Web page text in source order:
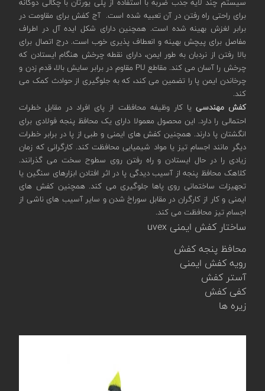
برای راحتی راه رفتن در آن تعبیه شده است. آج کفش برای مقاومت در
برابر لغزش بهینه شده است. همچنین دارای شکل ایده آل در اطراف
مفاصل برای پیچش بهینه و انعطاف پذیری خوب است. درج اتصال برای
بالا رفتن از نردبان به طور ایمن، دارای نقطه چرخش هنگام ایستادن که
چرخش را آسان می کند. مقاطع PU مقاوم در برابر سایش بالا، قدم زدن و
چرخاندن ایمن پا را تضمین می کند، که به جلوگیری از حوادث کمک می
کند.
کفش مهندسی یا کار وظیفه محافظت از پای افراد در مقابل خطرات
احتمالی را دارد. این محصول معمولا دارای یک محافظ پنجه فولادی برای
انگشتان پا دارند. همچنین کفش های ایمنی و طبی از پا در برابر خطرات
دیگر مانند اجسام تیز یا مواد شیمیایی محافظت کند. کارگرانی که زمان
زیادی را در حال ایستادن و راه رفتن روی سطوح سخت می گذرانند.
کلاهک محافظ پنجه از آسیب دیدگی پا در اثر افتادن ابزارهای سنگین یا
تجهیزات ساختمانی روی پاها جلوگیری می کند. همچنین کفش های
ایمنی و کار از کارگران در مقابل سوراخ شدن و سایر آسیب های ناشی از
اجسام تیز محافظت می کند.
ساختار کفش ایمنی uvex
محافظ پنجه کفش
رویه کفش ایمنی
آستر کفش
کفی کفش
زیره ها